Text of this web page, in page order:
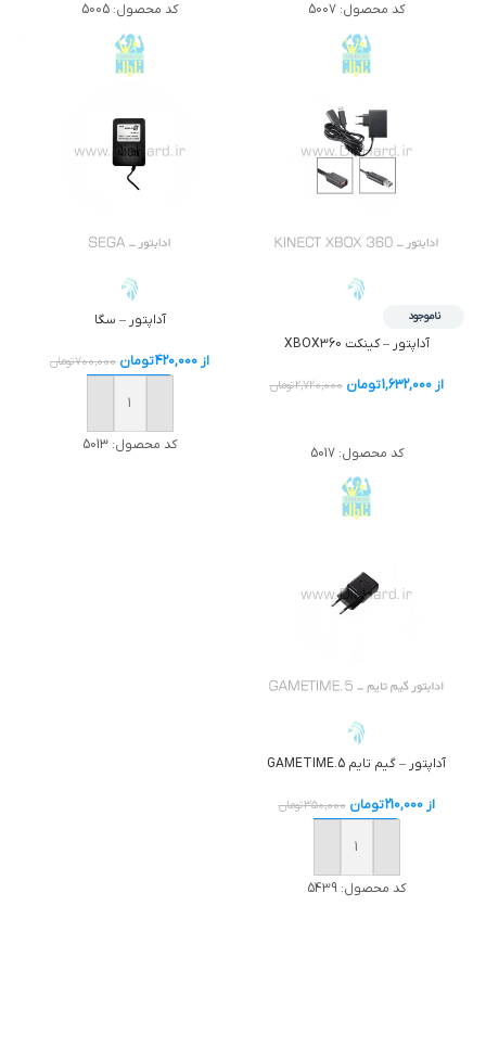
کد محصول: 5007 کد محصول: 5005
ناموجود
آداپتور – كينكت XBOX360
از1,632,000تومان 2,720,000تومان
کد محصول:5017
آداپتور – سگا
از 420,000تومان 700,000تومان
خرید
کد محصول: 5013
آداپتور – گیم تایم GAMETIME.5
از210,000تومان 350,000تومان
خرید
کد محصول: 5439